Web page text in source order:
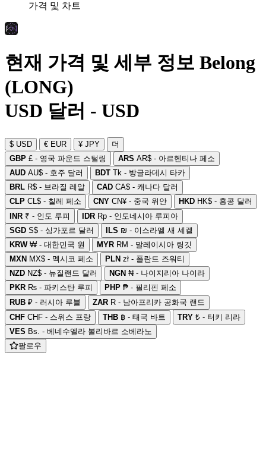
가격 및 차트
현재 가격 및 세부 정보 Belong
(LONG)
USD 달러 - USD
$ USD € EUR ¥ JPY
더
GBP £ - 영국 파운드 스털링 ARS AR$ - 아르헨티나 페소
AUD AU$ - 호주 달러 BDT Tk - 방글라데시 타카
BRL R$ - 브라질 레알 CAD CA$ - 캐나다 달러
CLP CL$ - 칠레 페소 CNY CN¥ - 중국 위안 HKD HK$ - 홍콩 달러
INR ₹ - 인도 루피 IDR Rp - 인도네시아 루피아
SGD S$ - 싱가포르 달러 ILS ₪ - 이스라엘 새 셰켈
KRW₩ - 대한민국 원 MYR RM - 말레이시아 링깃
MXN MX$ - 멕시코 페소 PLN zł - 폴란드 즈워티
NZD NZ$ - 뉴질랜드 달러 NGN ₦ - 나이지리아 나이라
PKR ₨ - 파키스탄 루피 PHP ₱ - 필리핀 페소
RUB ₽ - 러시아 루블 ZAR R - 남아프리카 공화국 랜드
CHF CHF - 스위스 프랑 THB ฿ - 태국 바트 TRY ₺ - 터키 리라
VES Bs. - 베네수엘라 볼리바르 소베라노
팔로우